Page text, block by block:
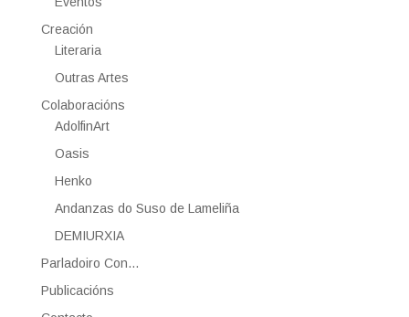
Creación
Literaria
Outras Artes
Colaboracións
AdolfinArt
Oasis
Henko
Andanzas do Suso de Lameliña
DEMIURXIA
Parladoiro Con…
Publicacións